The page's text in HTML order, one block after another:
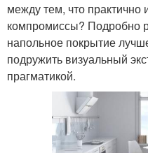
между тем, что
компромиссы? Подробно
напольное покрытие
подружить визуальный
прагматикой.